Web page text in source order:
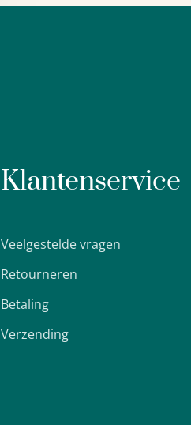
Klantenservice
Veelgestelde vragen
Retourneren
Betaling
Verzending